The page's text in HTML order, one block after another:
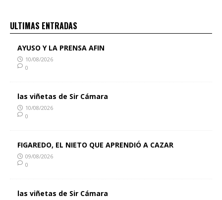
ULTIMAS ENTRADAS
AYUSO Y LA PRENSA AFIN
10/08/2026
0
las viñetas de Sir Cámara
10/08/2026
0
FIGAREDO, EL NIETO QUE APRENDIÓ A CAZAR
09/08/2026
0
las viñetas de Sir Cámara